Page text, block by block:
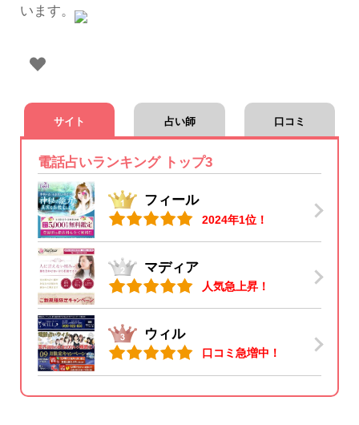
います。
サイト 占い師 口コミ
電話占いランキング トップ3
フィール
2024年1位！
マディア
人気急上昇！
ウィル
口コミ急増中！